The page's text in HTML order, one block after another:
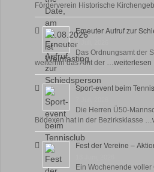
Förderverein Historische
Erneuter Aufruf zur
8 Juli, 2026
Das Ordnungsamt der
weiterhin das Amt der …weiterlesen
Sport-event beim
Die Herren Ü50-
Bödexen hat in der Bezirksklasse …
Fest der Vereine –
Ein Wochenende voller